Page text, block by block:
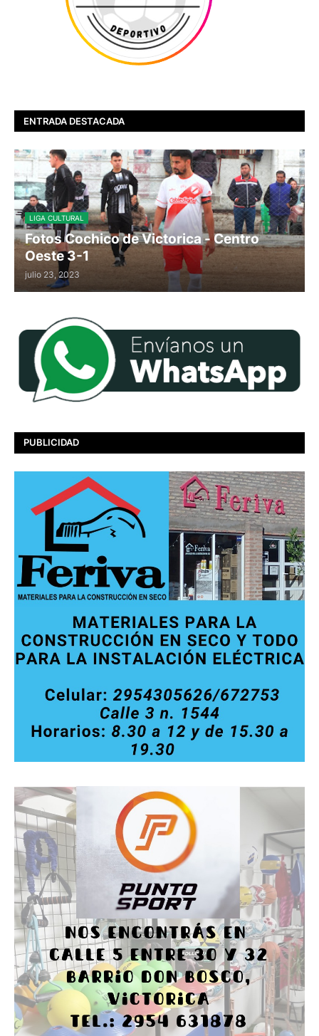
ENTRADA DESTACADA
LIGA CULTURAL
Fotos Cochico de Victorica - Centro
Oeste 3-1
julio 23, 2023
PUBLICIDAD